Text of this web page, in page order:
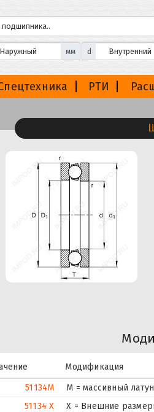
мм d
РТИ
Модификация
51134M
M = массивный
51134 X
X = Внешние